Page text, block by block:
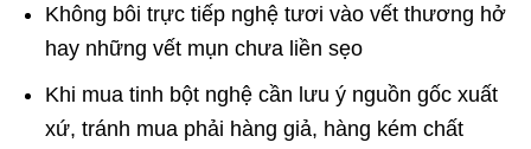
Không bôi trực tiếp nghệ tươi vào vết thương hở
hay những vết mụn chưa liền sẹo
Khi mua tinh bột nghệ cần lưu ý nguồn gốc xuất
xứ, tránh mua phải hàng giả, hàng kém chất